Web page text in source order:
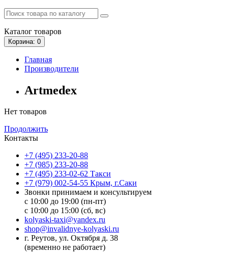
Каталог товаров
Корзина: 0
Главная
Производители
Artmedex
Нет товаров
Продолжить
Контакты
+7 (495) 233-20-88
+7 (985) 233-20-88
+7 (495) 233-02-62 Такси
+7 (979) 002-54-55 Крым, г.Саки
Звонки принимаем и консультируем
с 10:00 до 19:00 (пн-пт)
с 10:00 до 15:00 (сб, вс)
kolyaski-taxi@yandex.ru
shop@invalidnye-kolyaski.ru
г. Реутов, ул. Октября д. 38
(временно не работает)